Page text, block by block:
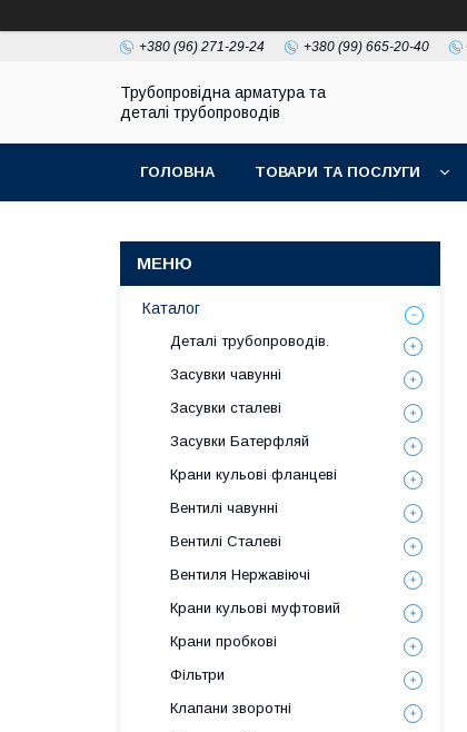
+380 (96) 271-29-24 +380 (99) 665-20-40
Трубопровідна арматура та
деталі трубопроводів
ГОЛОВНА ТОВАРИ ТА ПОСЛУГИ
Каталог
Деталі трубопроводів.
Засувки чавунні
Засувки сталеві
Засувки Батерфляй
Крани кульові фланцеві
Вентилі чавунні
Вентилі Сталеві
Вентиля Нержавіючі
Крани кульові муфтовий
Крани пробкові
Фільтри
Клапани зворотні